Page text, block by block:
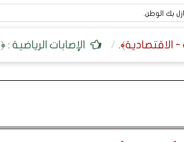
بك الوطن.
الإصابات الرياضية